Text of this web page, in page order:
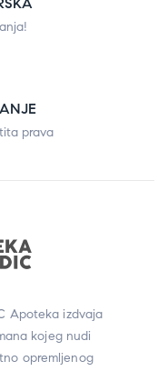
prava
Apoteka izdvaja
kojeg nudi
opremljenog